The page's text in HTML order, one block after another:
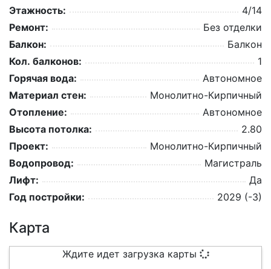
Этажность:
4/14
Ремонт:
Без отделки
Балкон:
Балкон
Кол. балконов:
1
Горячая вода:
Автономное
Материал стен:
Монолитно-Кирпичный
Отопление:
Автономное
Высота потолка:
2.80
Проект:
Монолитно-Кирпичный
Водопровод:
Магистраль
Лифт:
Да
Год постройки:
2029 (-3)
Карта
Ждите идет загрузка карты